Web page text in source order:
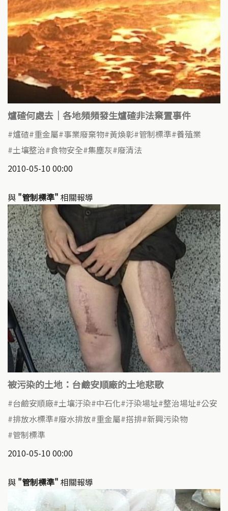
爐碴何處去｜各地頻頻發生爐碴非法棄置事件
爐碴 重金屬 事業廢棄物 黃煥彰 管制標準 養殖業
土壤整治 食物安全 集塵灰 廢清法
2010-05-10 00:00
與 "管制標準" 相關報導
被污染的土地：台鹼安順廠的土地悲歌
台鹼安順廠 土壤汙染 中石化 汙染場址 整治場址 公安
排放水標準 廢水排放 重金屬 搭排 新興污染物
管制標準
2010-05-10 00:00
與 "管制標準" 相關報導